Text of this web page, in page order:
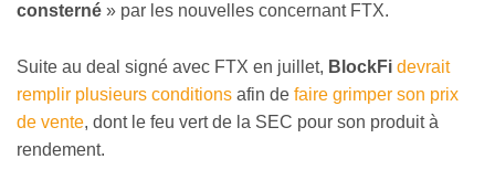
consterné » par les nouvelles concernant FTX.
Suite au deal signé avec FTX en juillet, BlockFi devrait
remplir plusieurs conditions afin de faire grimper son prix
de vente, dont le feu vert de la SEC pour son produit à
rendement.